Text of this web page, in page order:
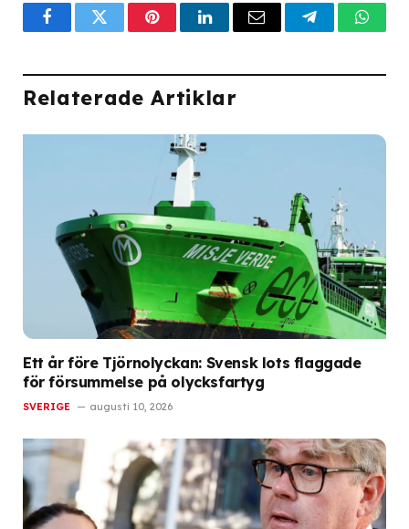
FacebookTwitterPinterestLinkedInEmail Telegram
Relaterade Artiklar
Ett år före Tjörnolyckan: Svensk lots flaggade
för försummelse på olycksfartyg
SVERIGE augusti 10, 2026